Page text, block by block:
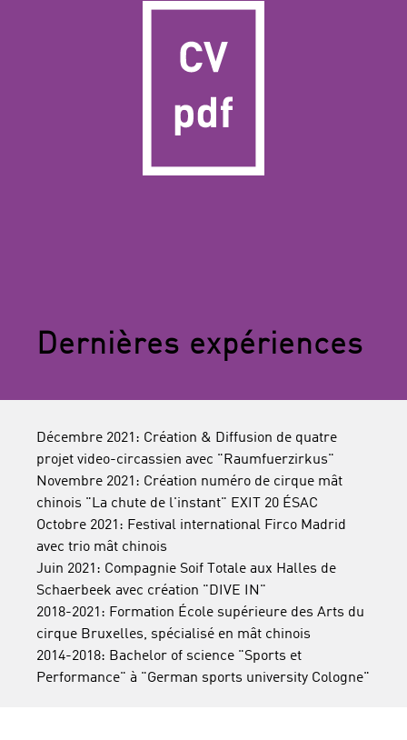
Dernières expériences
Décembre 2021: Création & Diffusion de quatre
projet video-circassien avec "Raumfuerzirkus"
Novembre 2021: Création numéro de cirque mât
chinois "La chute de l'instant" EXIT 20 ÉSAC
Octobre 2021: Festival international Firco Madrid
avec trio mât chinois
Juin 2021: Compagnie Soif Totale aux Halles de
Schaerbeek avec création "DIVE IN"
2018-2021: Formation École supérieure des Arts du
cirque Bruxelles, spécialisé en mât chinois
2014-2018: Bachelor of science "Sports et
Performance" à "German sports university Cologne"